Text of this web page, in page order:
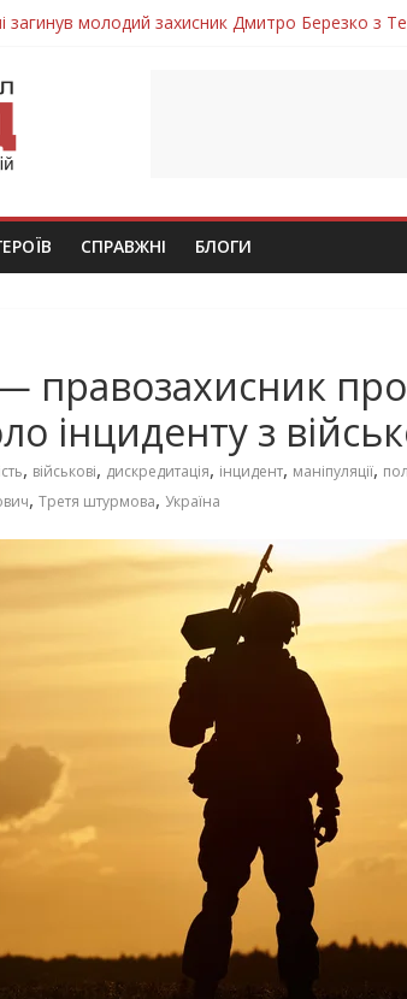
загинув молодий захисник Дмитро Березко з
з Тернопільщини Петро Федів повертається
в скорботі: на щиті повертається воїн
зниклим безвісти, – Ангелом додому
СПРАВЖНІ БЛОГИ
правозахисник про
інциденту з
, військові, дискредитація, інцидент, маніпуляції,
, Третя штурмова, Україна